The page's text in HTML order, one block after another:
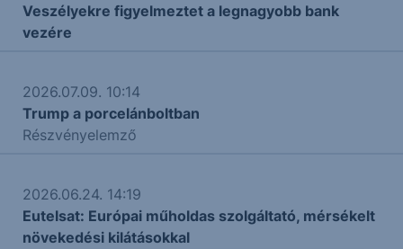
Veszélyekre figyelmeztet a legnagyobb bank
vezére
2026.07.09. 10:14
Trump a porcelánboltban
Részvényelemző
2026.06.24. 14:19
Eutelsat: Európai műholdas szolgáltató, mérsékelt
növekedési kilátásokkal